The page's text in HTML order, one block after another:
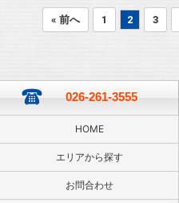
« 前へ 1 2 3
026-261-3555
HOME
エリアから探す
お問合わせ